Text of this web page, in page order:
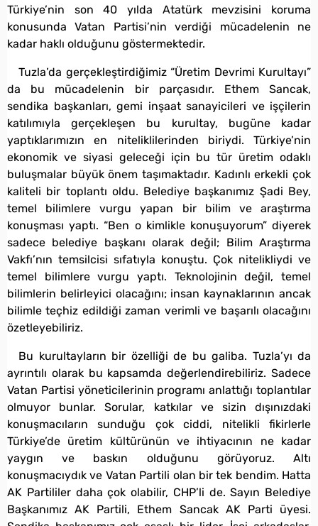
Türkiye’nin son 40 yılda Atatürk mevzisini koruma
konusunda Vatan Partisi’nin verdiği mücadelenin ne
kadar haklı olduğunu göstermektedir.
Tuzla’da gerçekleştirdiğimiz “Üretim Devrimi Kurultayı”
da bu mücadelenin bir parçasıdır. Ethem Sancak,
sendika başkanları, gemi inşaat sanayicileri ve işçilerin
katılımıyla gerçekleşen bu kurultay, bugüne kadar
yaptıklarımızın en niteliklilerinden biriydi. Türkiye’nin
ekonomik ve siyasi geleceği için bu tür üretim odaklı
buluşmalar büyük önem taşımaktadır. Kadınlı erkekli çok
kaliteli bir toplantı oldu. Belediye başkanımız Şadi Bey,
temel bilimlere vurgu yapan bir bilim ve araştırma
konuşması yaptı. “Ben o kimlikle konuşuyorum” diyerek
sadece belediye başkanı olarak değil; Bilim Araştırma
Vakfı’nın temsilcisi sıfatıyla konuştu. Çok nitelikliydi ve
temel bilimlere vurgu yaptı. Teknolojinin değil, temel
bilimlerin belirleyici olacağını; insan kaynaklarının ancak
bilimle teçhiz edildiği zaman verimli ve başarılı olacağını
özetleyebiliriz.
Bu kurultayların bir özelliği de bu galiba. Tuzla’yı da
ayrıntılı olarak bu kapsamda değerlendirebiliriz. Sadece
Vatan Partisi yöneticilerinin programı anlattığı toplantılar
olmuyor bunlar. Sorular, katkılar ve sizin dışınızdaki
konuşmacıların sunduğu çok ciddi, nitelikli fikirlerle
Türkiye’de üretim kültürünün ve ihtiyacının ne kadar
yaygın ve baskın olduğunu görüyoruz. Altı
konuşmacıydık ve Vatan Partili olan bir tek bendim. Hatta
AK Partililer daha çok olabilir, CHP’li de. Sayın Belediye
Başkanımız AK Partili, Ethem Sancak AK Parti üyesi.